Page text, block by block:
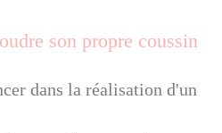
son propre coussin
dans la réalisation d'un